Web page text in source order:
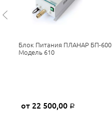
Блок Питания ПЛАНАР БП-600
Модель 610
от 22 500,00 Р